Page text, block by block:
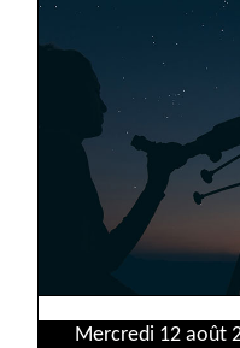
Mercredi 12 août